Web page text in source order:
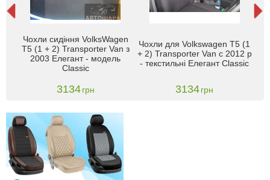
Чохли сидіння VolksWagen
T5 (1 + 2) Transporter Van з
2003 Елегант - модель
Classic
3134 грн
Чохли для Volkswagen T5 (1
+ 2) Transporter Van c 2012 р
- текстильні Елегант Classic
3134грн